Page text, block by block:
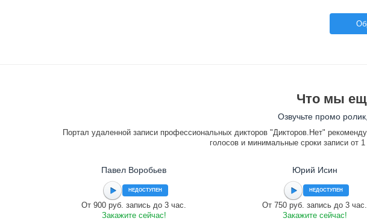
Что мы
Озвучьте промо
Портал удаленной записи профессиональных дикторов "Дикторов.Нет"
голосов и минимальные сроки записи от
Павел Воробьев
НЕДОСТУПЕН
От 900 руб. запись до 3 час.
Закажите сейчас!
Юрий Исин
НЕДОСТУПЕН
От 750 руб. запись до 3 час.
Закажите сейчас!